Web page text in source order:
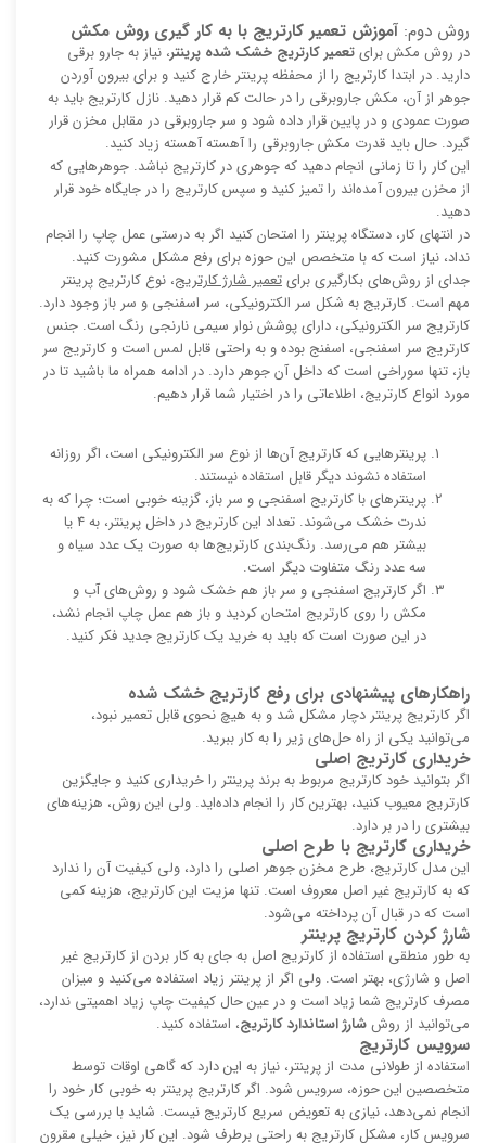
روش دوم: آموزش تعمیر کارتریج با به کار گیری روش مکش
در روش مکش برایتعمیر کارتریج خشک شده پرینتر، نیاز به جارو برقی
دارید. در ابتدا کارتریج را از محفظه پرینتر خارج کنید و برای بیرون آوردن
جوهر از آن، مکش جاروبرقی را در حالت کم قرار دهید. نازل کارتریج باید به
صورت عمودی و در پایین قرار داده شود و سر جاروبرقی در مقابل مخزن قرار
گیرد. حال باید قدرت مکش جاروبرقی را آهسته آهسته زیاد کنید.
این کار را تا زمانی انجام دهید که جوهری در کارتریج نباشد. جوهرهایی که
از مخزن بیرون آمده‌اند را تمیز کنید و سپس کارتریج را در جایگاه خود قرار
دهید.
در انتهای کار، دستگاه پرینتر را امتحان کنید اگر به درستی عمل چاپ را انجام
نداد، نیاز است که با متخصص این حوزه برای رفع مشکل مشورت کنید.
جدای از روش‌های بکارگیری برایتعمیر شارژ کارتریج، نوع کارتریج پرینتر
مهم است. کارتریج به شکل سر الکترونیکی، سر اسفنجی و سر باز وجود دارد.
کارتریج سر الکترونیکی، دارای پوشش نوار سیمی نارنجی رنگ است. جنس
کارتریج سر اسفنجی، اسفنج بوده و به راحتی قابل لمس است و کارتریج سر
باز، تنها سوراخی است که داخل آن جوهر دارد. در ادامه همراه ما باشید تا در
مورد انواع کارتریج، اطلاعاتی را در اختیار شما قرار دهیم.
پرینترهایی که کارتریج آن‌ها از نوع سر الکترونیکی است، اگر روزانه
استفاده نشوند دیگر قابل استفاده نیستند.
پرینترهای با کارتریج اسفنجی و سر باز، گزینه خوبی است؛ چرا که به
ندرت خشک می‌شوند. تعداد این کارتریج در داخل پرینتر، به 4 یا
بیشتر هم می‌رسد. رنگ‌بندی کارتریج‌ها به صورت یک عدد سیاه و
سه عدد رنگ متفاوت دیگر است.
اگر کارتریج اسفنجی و سر باز هم خشک شود و روش‌های آب و
مکش را روی کارتریج امتحان کردید و باز هم عمل چاپ انجام نشد،
در این صورت است که باید به خرید یک کارتریج جدید فکر کنید.
راهکارهای پیشنهادی برای رفع کارتریج خشک شده
اگر کارتریج پرینتر دچار مشکل شد و به هیچ نحوی قابل تعمیر نبود،
می‌توانید یکی از راه حل‌های زیر را به کار ببرید.
خریداری کارتریج اصلی
اگر بتوانید خود کارتریج مربوط به برند پرینتر را خریداری کنید و جایگزین
کارتریج معیوب کنید، بهترین کار را انجام داده‌اید. ولی این روش، هزینه‌های
بیشتری را در بر دارد.
خریداری کارتریج با طرح اصلی
این مدل کارتریج، طرح مخزن جوهر اصلی را دارد، ولی کیفیت آن را ندارد
که به کارتریج غیر اصل معروف است. تنها مزیت این کارتریج، هزینه کمی
است که در قبال آن پرداخته می‌شود.
شارژ کردن کارتریج پرینتر
به طور منطقی استفاده از کارتریج اصل به جای به کار بردن از کارتریج غیر
اصل و شارژی، بهتر است. ولی اگر از پرینتر زیاد استفاده می‌کنید و میزان
مصرف کارتریج شما زیاد است و در عین حال کیفیت چاپ زیاد اهمیتی ندارد،
می‌توانید از روششارژ استاندارد کارتریج، استفاده کنید.
سرویس کارتریج
استفاده از طولانی مدت از پرینتر، نیاز به این دارد که گاهی اوقات توسط
متخصصین این حوزه، سرویس شود. اگر کارتریج پرینتر به خوبی کار خود را
انجام نمی‌دهد، نیازی به تعویض سریع کارتریج نیست. شاید با بررسی یک
سرویس کار، مشکل کارتریج به راحتی برطرف شود. این کار نیز، خیلی مقرون